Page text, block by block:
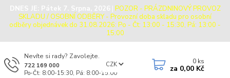
DNES JE: Pátek 7. Srpna, 2026 | POZOR - PRÁZDNINOVÝ PROVOZ
SKLADU / OSOBNÍ ODBĚRY - Provozní doba skladu pro osobní
odběry objednávek do 31.08.2026: Po - Čt: 13:00 - 15:30, Pá: 13:00 -
15:00
CZK
Nevíte si rady? Zavolejte.
722 169 000
Po-Čt: 8:00-15:30, Pá: 8:00-15:00
0 ks
za 0,00 Kč